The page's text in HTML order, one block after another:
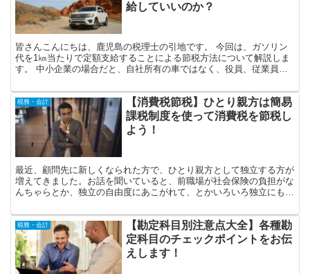
給していいのか？
皆さんこんにちは、鹿児島の税理士の引地です。 今回は、ガソリン
代を1㎞当たりで定額支給することによる節税方法について解説しま
す。 中小企業の場合だと、自社所有の車ではなく、役員、従業員所
税務・会計
【消費税節税】ひとり親方は簡易
課税制度を使って消費税を節税し
よう！
最近、顧問先に新しくなられた方で、ひとり親方として独立する方が
増えてきました。お話を聞いていると、前職場が社会保険の負担がな
んちゃらとか、独立の自由度にあこがれて、とかいろいろ独立にも事
税務・会計
【勘定科目別注意点大全】各種勘
定科目のチェックポイントをお伝
えします！